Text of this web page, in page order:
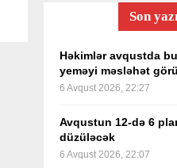
Son
Həkimlər avqustda
yeməyi məsləhət
6 Avqust 2026, 22:27
Avqustun 12-də 6
düzüləcək
6 Avqust 2026, 22:07